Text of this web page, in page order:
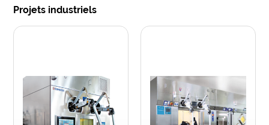
Projets industriels